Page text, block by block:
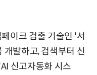
이크 검출 기술인 '서
발하고, 검색부터 신
신고자동화 시스